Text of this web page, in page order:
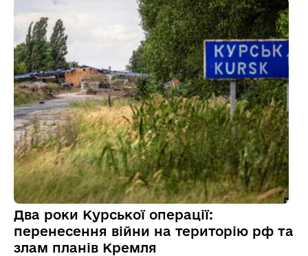
Два роки Курської операції:
перенесення війни на територію рф та
злам планів Кремля